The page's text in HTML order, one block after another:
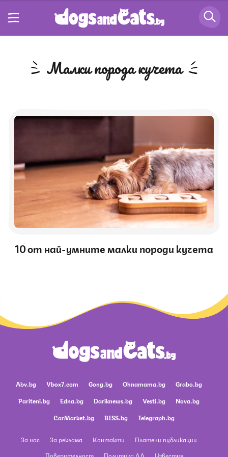
малки порода кучета
10 от най-умните малки породи кучета
Abv.bg Vbox7.com Gong.bg Ohnamama.bg
Grabo.bg
Pariteni.bg
Edna.bg Dariknews.bg Vesti.bg
Nova.bg
CarMarket.bg
BISS.bg Telegraph.bg
За нас За реклама Контакти
Платени публикации
Поверителност
Политика ЛД Известия